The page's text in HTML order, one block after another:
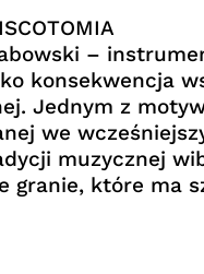
–
konsekwencja
Jednym z
we
muzycznej
które ma